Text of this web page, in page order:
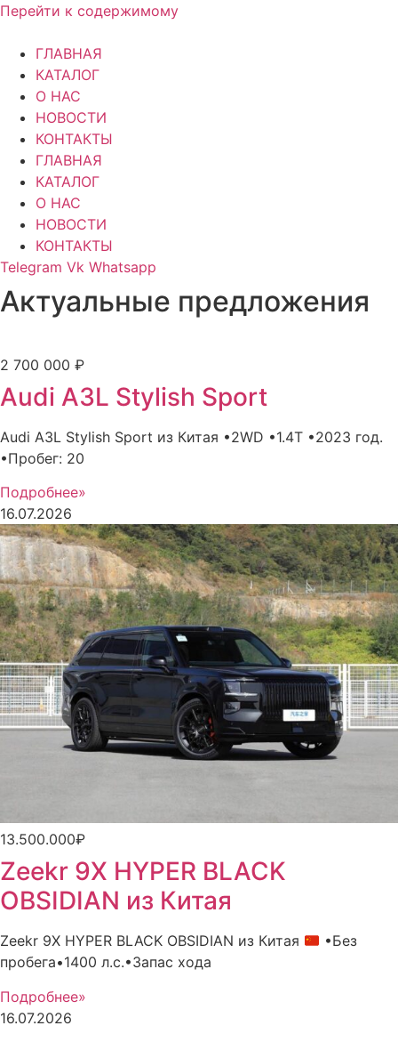
Перейти к содержимому
ГЛАВНАЯ
КАТАЛОГ
О НАС
НОВОСТИ
КОНТАКТЫ
ГЛАВНАЯ
КАТАЛОГ
О НАС
НОВОСТИ
КОНТАКТЫ
Telegram Vk Whatsapp
Актуальные предложения
2 700 000 ₽
Audi A3L Stylish Sport
Audi A3L Stylish Sport из Китая •2WD •1.4T •2023 год.
•Пробег: 20
Подробнее»
16.07.2026
13.500.000₽
Zeekr 9X HYPER BLACK
OBSIDIAN из Китая
Zeekr 9X HYPER BLACK OBSIDIAN из Китая
•Без
пробега•1400 л.с.•Запас хода
Подробнее»
16.07.2026